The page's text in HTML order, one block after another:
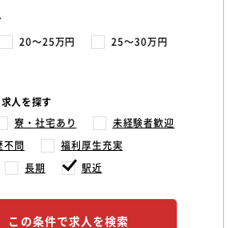
20〜25万円 25〜30万円
人を探す
寮・社宅あり 未経験者歓迎
不問 福利厚生充実
長期 駅近
この条件で求人を検索